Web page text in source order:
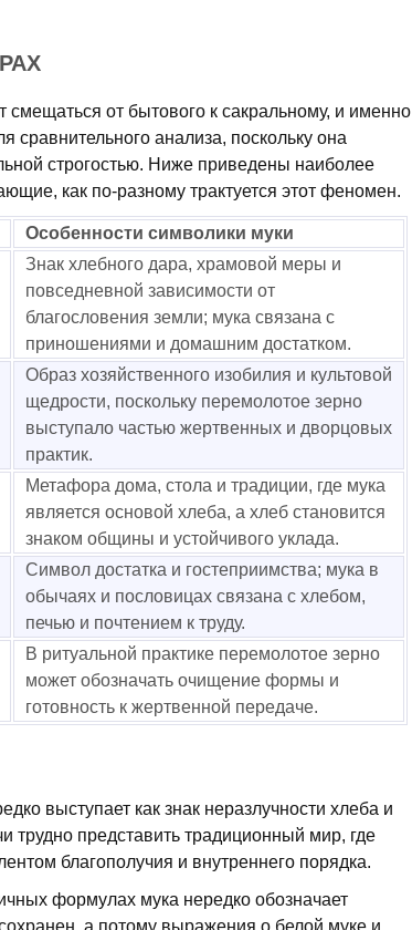
от бытового к сакральному, и именно
сравнительного анализа, поскольку она
строгостью. Ниже приведены наиболее
как по-разному трактуется этот феномен.
Особенности символики муки
Знак хлебного дара, храмовой меры и
повседневной зависимости от
благословения земли; мука связана с
приношениями и домашним достатком.
Образ хозяйственного изобилия и культовой
щедрости, поскольку перемолотое зерно
выступало частью жертвенных и дворцовых
практик.
Метафора дома, стола и традиции, где мука
является основой хлеба, а хлеб становится
знаком общины и устойчивого уклада.
Символ достатка и гостеприимства; мука в
обычаях и пословицах связана с хлебом,
печью и почтением к труду.
В ритуальной практике перемолотое зерно
может обозначать очищение формы и
готовность к жертвенной передаче.
выступает как знак неразлучности хлеба и
трудно представить традиционный мир, где
благополучия и внутреннего порядка.
формулах мука нередко обозначает
а потому выражения о белой муке и